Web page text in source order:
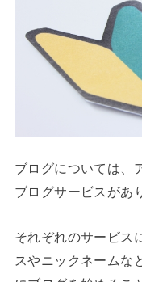
ブログについては、
ブログサービスがあ
それぞれのサービス
スやニックネームな